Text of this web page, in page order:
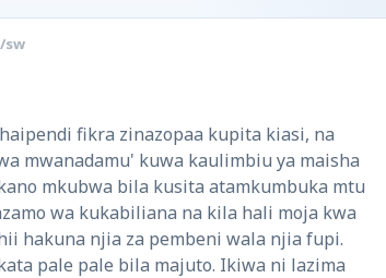
sw
fikra zinazopaa kupita kiasi, na
mwanadamu' kuwa kaulimbiu ya maisha
mkubwa bila kusita atamkumbuka mtu
wa kukabiliana na kila hali moja kwa
hakuna njia za pembeni wala njia fupi.
pale pale bila majuto. Ikiwa ni lazima